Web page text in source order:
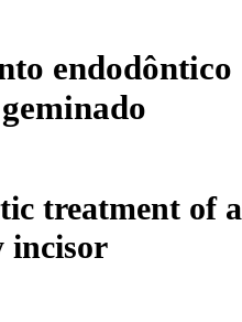
endodôntico
treatment of
incisor